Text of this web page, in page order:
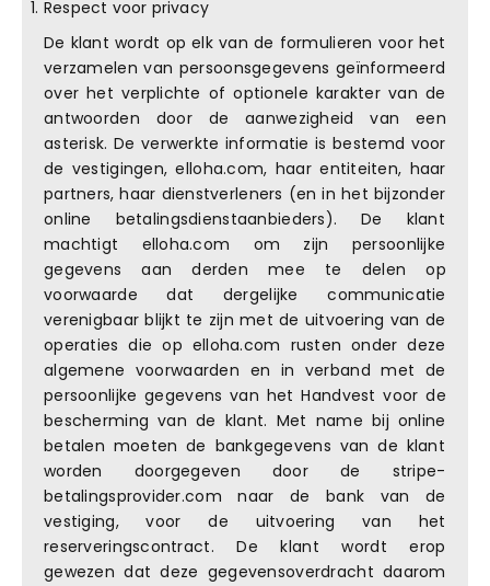
Respect voor privacy
De klant wordt op elk van de formulieren voor het
verzamelen van persoonsgegevens geïnformeerd
over het verplichte of optionele karakter van de
antwoorden door de aanwezigheid van een
asterisk. De verwerkte informatie is bestemd voor
de vestigingen, elloha.com, haar entiteiten, haar
partners, haar dienstverleners (en in het bijzonder
online betalingsdienstaanbieders). De klant
machtigt elloha.com om zijn persoonlijke
gegevens aan derden mee te delen op
voorwaarde dat dergelijke communicatie
verenigbaar blijkt te zijn met de uitvoering van de
operaties die op elloha.com rusten onder deze
algemene voorwaarden en in verband met de
persoonlijke gegevens van het Handvest voor de
bescherming van de klant. Met name bij online
betalen moeten de bankgegevens van de klant
worden doorgegeven door de stripe-
betalingsprovider.com naar de bank van de
vestiging, voor de uitvoering van het
reserveringscontract. De klant wordt erop
gewezen dat deze gegevensoverdracht daarom